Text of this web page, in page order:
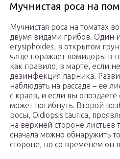
Мучнистая роса на
Мучнистая роса на томатах
двумя видами грибов. Один
erysiphoides, в открытом
чаще поражает помидоры в
как правило, в марте, если
дезинфекция парника.
наблюдать на рассаде – ее
с краев, и если вы опоздаете
может погибнуть. Второй
росы, Oidiopsis taurica,
на верхней стороне листьев
сначала можно обнаружить
стороне, но со временем он